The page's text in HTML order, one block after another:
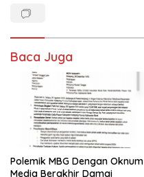
o
o
k
A
p
p
Baca Juga
Polemik MBG Dengan Oknum
Media Berakhir Damai